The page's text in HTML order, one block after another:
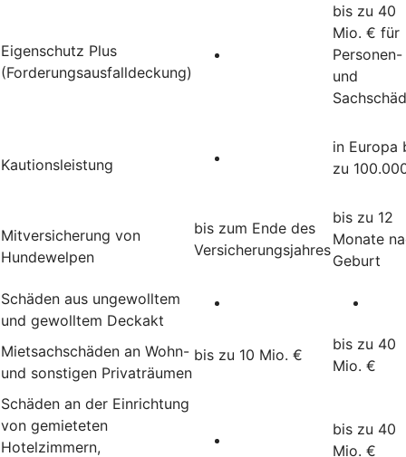
Eigenschutz Plus
(Forderungsausfalldeckung)
bis zu 40
Mio. € für
Personen-
und
Kautionsleistung
in Europa
zu
Mitversicherung von
Hundewelpen
bis zum Ende des
Versicherungsjahres
bis zu 12
Monate
Geburt
Schäden aus ungewolltem
und gewolltem Deckakt
Mietsachschäden an Wohn-
und sonstigen Privaträumen
bis zu 10 Mio. €
bis zu 40
Mio. €
Schäden an der Einrichtung
von gemieteten
Hotelzimmern,
bis zu 40
Mio. €